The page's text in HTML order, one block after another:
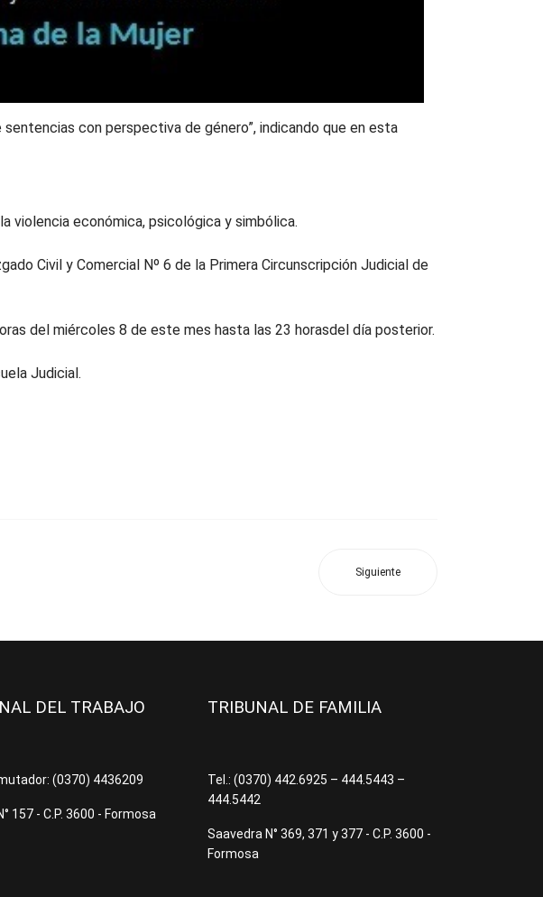
con perspectiva de género”, indicando que en esta
violencia económica, psicológica y simbólica.
Civil y Comercial Nº 6 de la Primera Circunscripción Judicial de
del miércoles 8 de este mes hasta las 23 horasdel día posterior.
Judicial.
Siguiente
DEL TRABAJO
(0370) 4436209
157 - C.P. 3600 - Formosa
TRIBUNAL DE FAMILIA
Tel.: (0370) 442.6925 – 444.5443 –
444.5442
Saavedra N° 369, 371 y 377 - C.P. 3600 -
Formosa